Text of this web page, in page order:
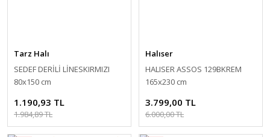
Tarz Halı
SEDEF DERİLİ LİNESKIRMIZI
80x150 cm
1.190,93 TL
1.984,89 TL
Halıser
HALISER ASSOS 129BKREM
165x230 cm
3.799,00 TL
6.000,00 TL